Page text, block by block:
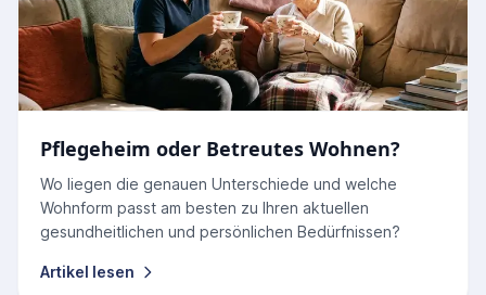
Pflegeheim oder Betreutes Wohnen?
Wo liegen die genauen Unterschiede und welche
Wohnform passt am besten zu Ihren aktuellen
gesundheitlichen und persönlichen Bedürfnissen?
Artikel lesen